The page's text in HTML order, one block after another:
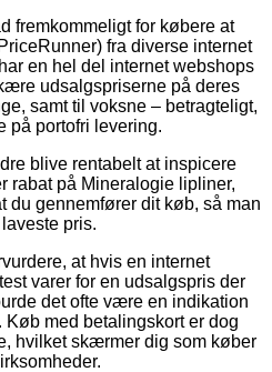
fremkommeligt for købere at
fra diverse internet
en hel del internet webshops
udsalgspriserne på deres
samt til voksne – betragteligt,
på portofri levering.
blive rentabelt at inspicere
rabat på Mineralogie lipliner,
du gennemfører dit køb, så man
pris.
at hvis en internet
varer for en udsalgspris der
det ofte være en indikation
med betalingskort er dog
hvilket skærmer dig som køber